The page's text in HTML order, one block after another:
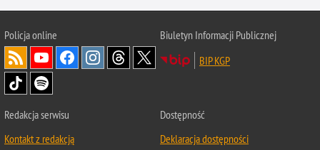
Policjaonline
Biuletyn Informacji Publicznej
BIP KGP
Redakcja serwisu
Kontakt z redakcją
Dostępność
Deklaracja dostępności